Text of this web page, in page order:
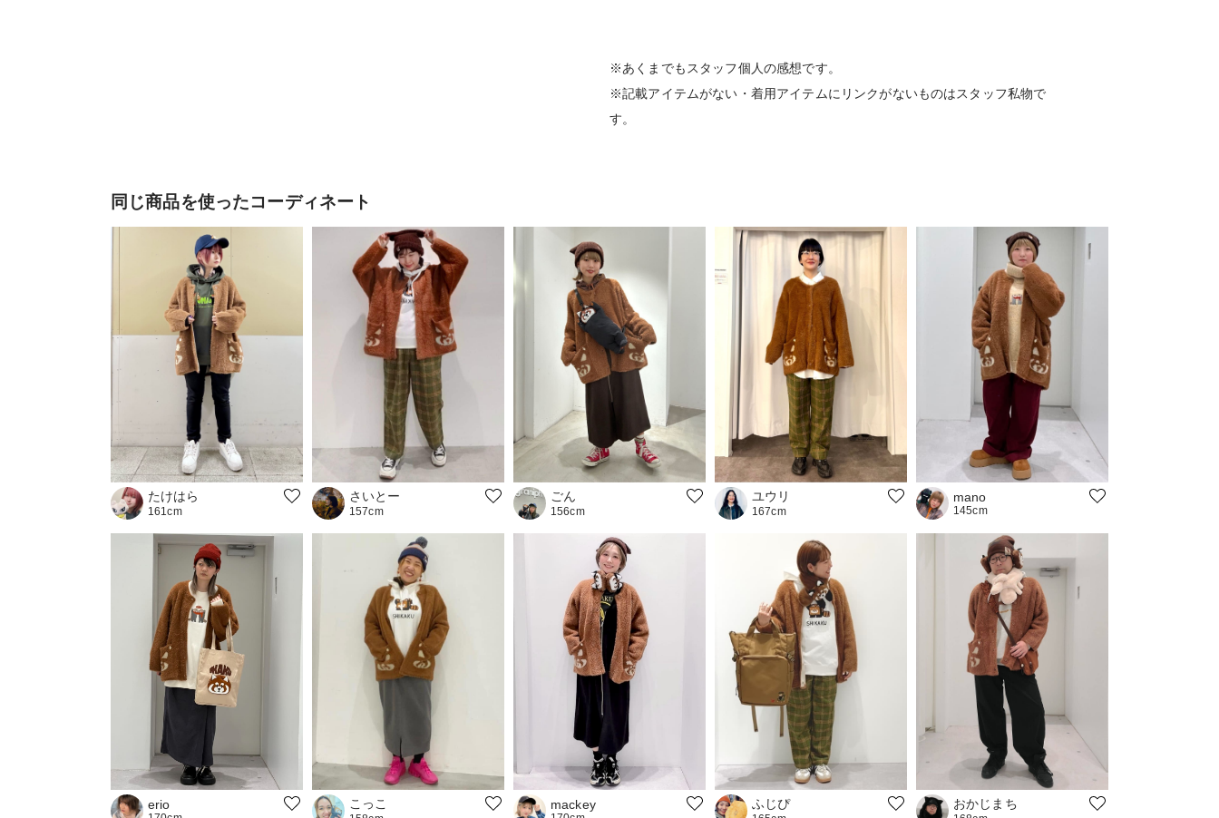
※あくまでもスタッフ個人の感想です。
※記載アイテムがない・着用アイテムにリンクがないものはスタッフ私物で
す。
同じ商品を使ったコーディネート
たけはら
161cm
さいとー
157cm
ごん
156cm
ユウリ
167cm
mano
145cm
erio こっこ mackey ふじぴ おかじまち